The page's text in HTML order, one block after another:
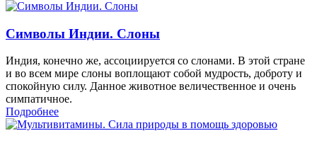
Символы Индии. Слоны
Индия, конечно же, ассоциируется со слонами. В этой стране
и во всем мире слоны воплощают собой мудрость, доброту и
спокойную силу. Данное животное величественное и очень
симпатичное.
Подробнее